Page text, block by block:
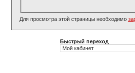
Для просмотра этой страницы необходимо
Быстрый переход